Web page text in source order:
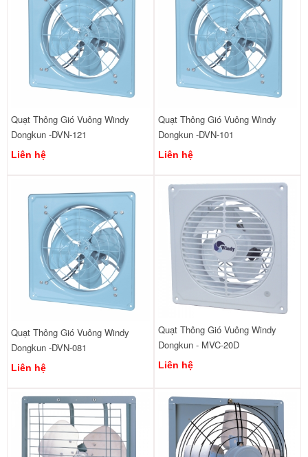
Quạt Thông Gió Vuông Windy
Dongkun -DVN-121
Liên hệ
Quạt Thông Gió Vuông Windy
Dongkun -DVN-101
Liên hệ
Quạt Thông Gió Vuông Windy
Dongkun -DVN-081
Liên hệ
Quạt Thông Gió Vuông Windy
Dongkun - MVC-20D
Liên hệ